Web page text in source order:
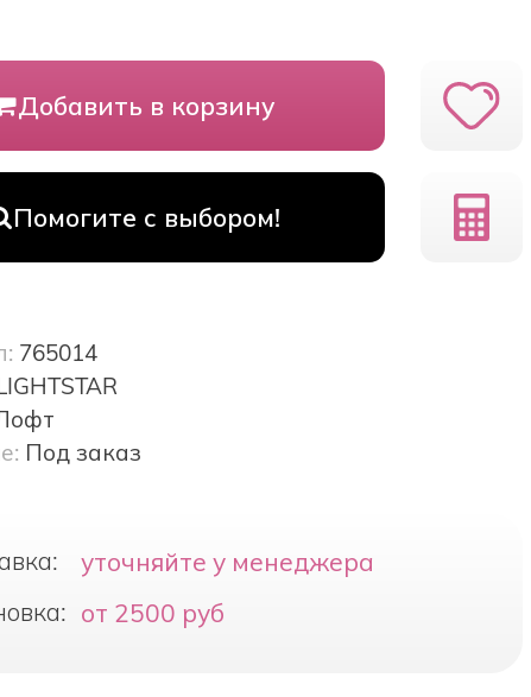
Добавить в корзину
Помогите с выбором!
765014
Под заказ
уточняйте у менеджера
от 2500 руб